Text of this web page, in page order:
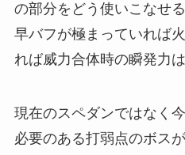
の部分をどう使いこなせ
早バフが極まっていれば
れば威力合体時の瞬発力は
現在のスペダンではなく
必要のある打弱点のボス